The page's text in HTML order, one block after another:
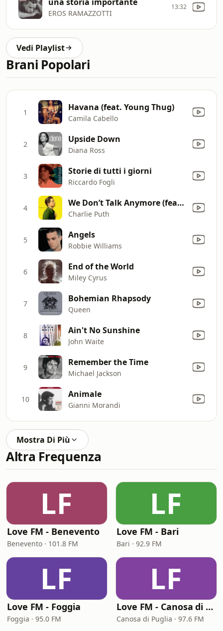
EROS RAMAZZOTTI
13:32
Vedi Playlist
Brani Popolari
1 Havana (feat. Young Thug)
Camila Cabello
2 Upside Down
Diana Ross
3 Storie di tutti i giorni
Riccardo Fogli
4 We Don’t Talk Anymore (feat. Selena Gomez)
Charlie Puth
5 Angels
Robbie Williams
6 End of the World
Miley Cyrus
7 Bohemian Rhapsody
Queen
8 Ain't No Sunshine
John Waite
9 Remember the Time
Michael Jackson
10 Animale
Gianni Morandi
Mostra Di Più
Altra Frequenza
LF
Love FM - Benevento
Benevento · 101.8 FM
LF
Love FM - Bari
Bari · 92.9 FM
LF
Love FM - Foggia
Foggia · 95.0 FM
LF
Love FM - Canosa di Puglia
Canosa di Puglia · 97.6 FM